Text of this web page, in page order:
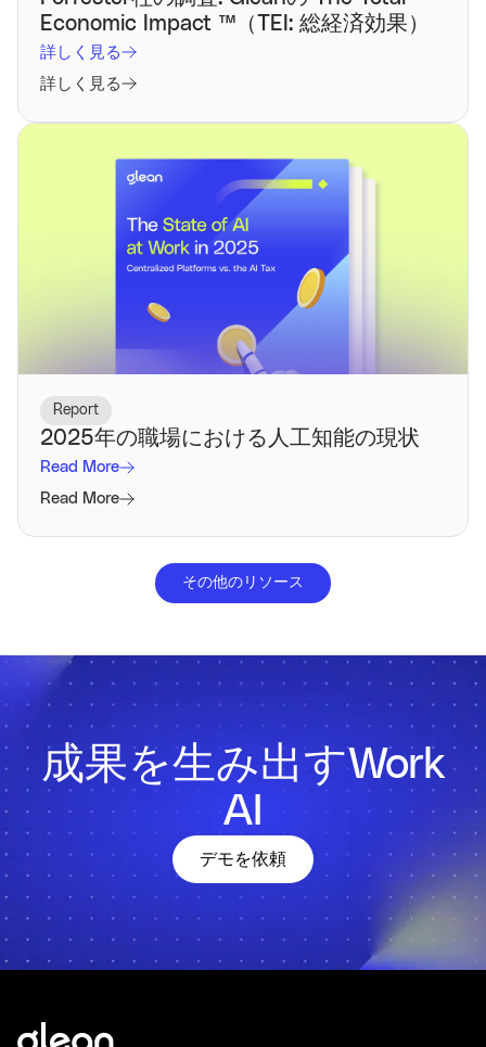
Economic Impact ™️（TEI: 総経済効果）
詳しく見る
詳しく見る
Report
2025年の職場における人工知能の現状
Read More
Read More
その他のリソース
成果を生み出すWork
AI
デモを依頼